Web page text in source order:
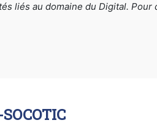
liés au domaine du Digital.